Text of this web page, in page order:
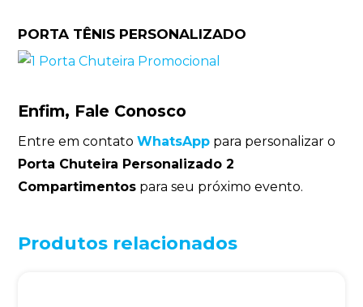
PORTA TÊNIS PERSONALIZADO
Enfim, Fale Conosco
Entre em contatoWhatsApp para personalizar o
Porta Chuteira Personalizado 2
Compartimentos para seu próximo evento.
Produtos relacionados